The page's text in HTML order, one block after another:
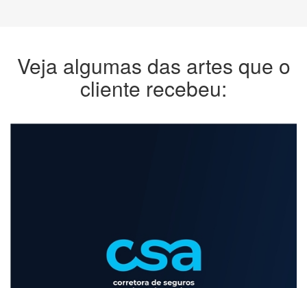
Veja algumas das artes que o
cliente recebeu: